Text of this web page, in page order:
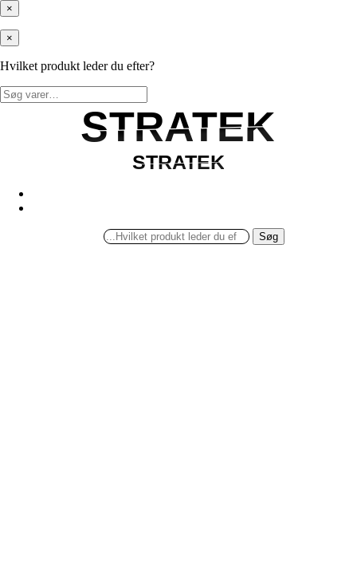
×
×
Hvilket produkt leder du efter?
Søg
efter:
STRATEK
STRATEK
STRATEK
STRATEK
Søg